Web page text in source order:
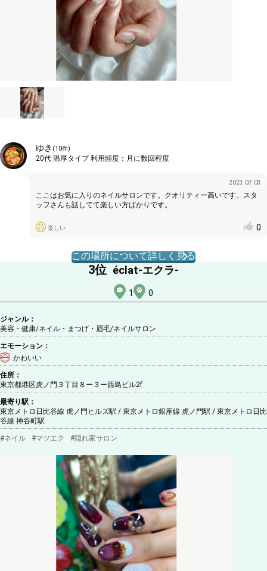
ゆき (10件)
20代 温厚タイプ利用頻度： 月に数回程度
2023.07.03
ここはお気に入りのネイルサロンです。クオリティー高いです。スタ
ッフさんも話してて楽しい方ばかりです。
楽しい 0
この場所について詳しく見る
3位 éclat-エクラ-
1 0
ジャンル：
美容・健康/ネイル・まつげ・眉毛/ネイルサロン
エモーション：
かわいい
住所：
東京都港区虎ノ門３丁目８ー３ー西島ビル2f
最寄り駅：
東京メトロ日比谷線 虎ノ門ヒルズ駅 / 東京メトロ銀座線 虎ノ門駅 / 東京メトロ日比
谷線 神谷町駅
#ネイル #マツエク #隠れ家サロン